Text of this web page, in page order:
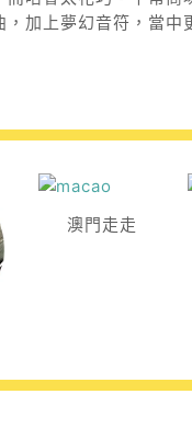
，加上夢幻音符，當中
澳門走走